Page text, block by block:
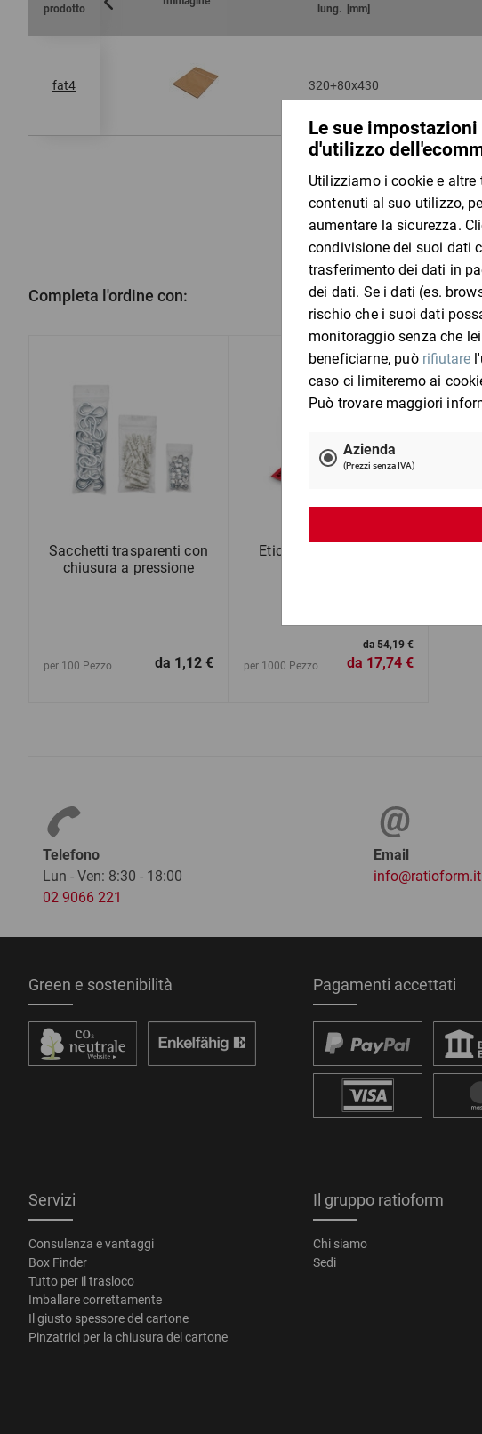
prodotto
lung. [mm]
fat4 320+80x430
Completa l'ordine con:
Sacchetti trasparenti con
chiusura a pressione
per 100 Pezzo da 1,12 €
Etichette segnaletiche
per 1000 Pezzo
da 54,19 €
da 17,74 €
Telefono
Lun - Ven: 8:30 - 18:00
02 9066 221
Email
info@ratioform.it
Green e sostenibilità Pagamenti accettati
Servizi
Consulenza e vantaggi
Box Finder
Tutto per il trasloco
Imballare correttamente
Il giusto spessore del cartone
Pinzatrici per la chiusura del cartone
Il gruppo ratioform
Chi siamo
Sedi